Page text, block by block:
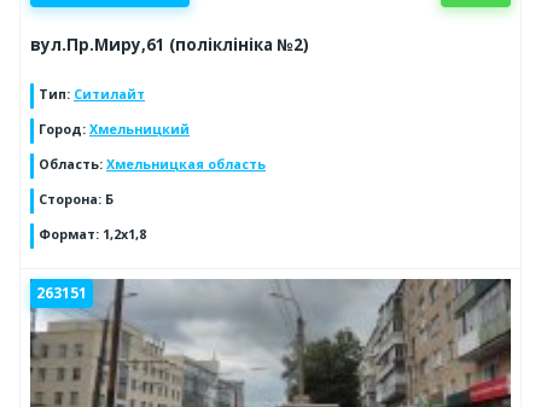
вул.Пр.Миру,61 (поліклініка №2)
Тип: Ситилайт
Город: Хмельницкий
Область: Хмельницкая область
Сторона: Б
Формат: 1,2х1,8
263151